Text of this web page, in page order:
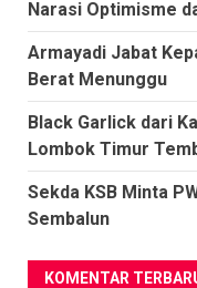
Narasi Optimisme
Armayadi Jabat
Berat Menunggu
Black Garlick dari
Lombok Timur
Sekda KSB Minta
Sembalun
KOMENTAR